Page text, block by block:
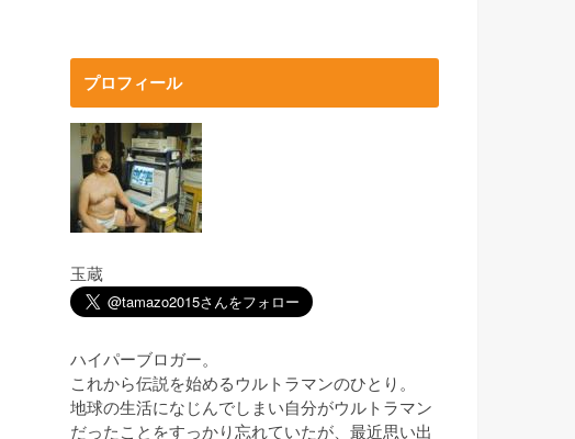
プロフィール
玉蔵
ハイパーブロガー。
これから伝説を始めるウルトラマンのひとり。
地球の生活になじんでしまい自分がウルトラマン
だったことをすっかり忘れていたが、最近思い出